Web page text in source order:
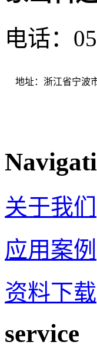
电话：
地址：浙江省宁波
关于我们
应用案例
资料下载
service